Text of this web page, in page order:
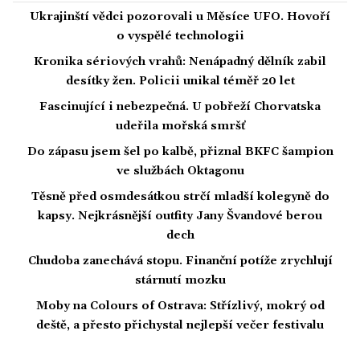
Ukrajinští vědci pozorovali u Měsíce UFO. Hovoří
o vyspělé technologii
Kronika sériových vrahů: Nenápadný dělník zabil
desítky žen. Policii unikal téměř 20 let
Fascinující i nebezpečná. U pobřeží Chorvatska
udeřila mořská smršť
Do zápasu jsem šel po kalbě, přiznal BKFC šampion
ve službách Oktagonu
Těsně před osmdesátkou strčí mladší kolegyně do
kapsy. Nejkrásnější outfity Jany Švandové berou
dech
Chudoba zanechává stopu. Finanční potíže zrychlují
stárnutí mozku
Moby na Colours of Ostrava: Střízlivý, mokrý od
deště, a přesto přichystal nejlepší večer festivalu